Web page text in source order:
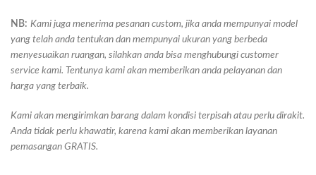
NB: Kami juga menerima pesanan custom, jika anda mempunyai model
yang telah anda tentukan dan mempunyai ukuran yang berbeda
menyesuaikan ruangan, silahkan anda bisa menghubungi customer
service kami. Tentunya kami akan memberikan anda pelayanan dan
harga yang terbaik.
Kami akan mengirimkan barang dalam kondisi terpisah atau perlu dirakit.
Anda tidak perlu khawatir, karena kami akan memberikan layanan
pemasangan GRATIS.